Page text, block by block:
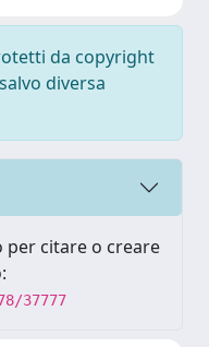
da copyright
diversa
citare o creare
37777